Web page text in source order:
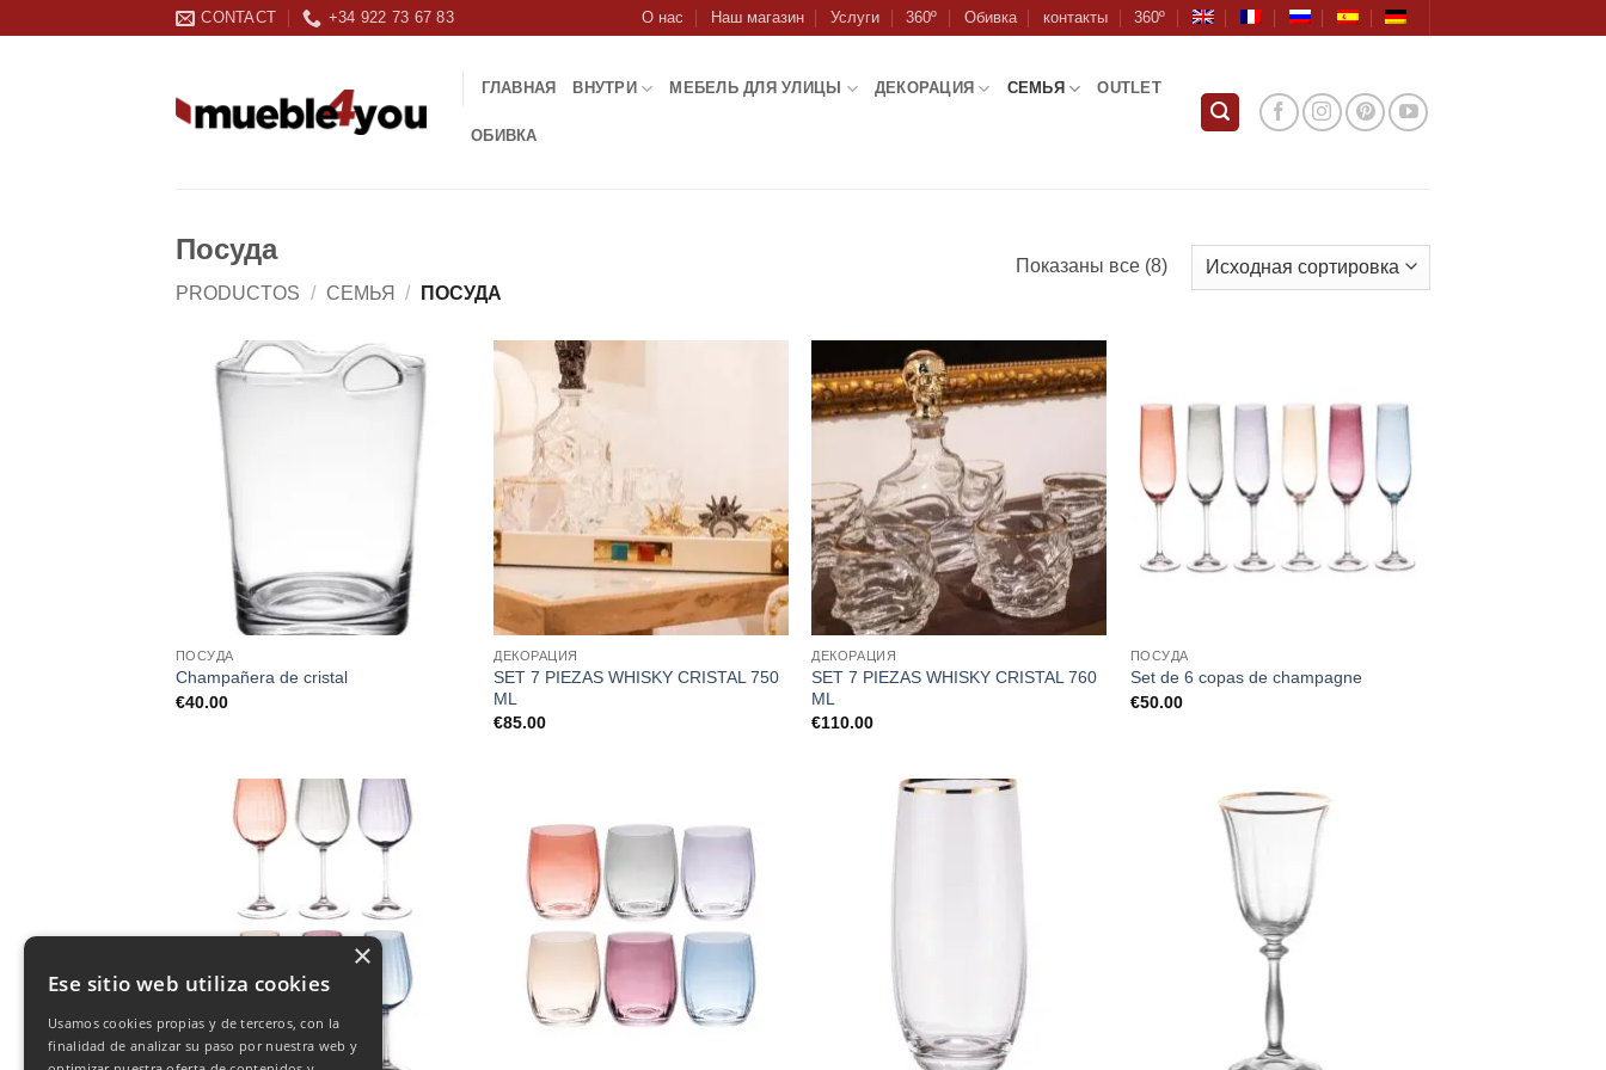
CONTACT +34 922 73 67 83 О нас Наш магазин Услуги 360º Обивка контакты 360º
ГЛАВНАЯ ВНУТРИ МЕБЕЛЬ ДЛЯ УЛИЦЫ ДЕКОРАЦИЯ СЕМЬЯ OUTLET
ОБИВКА
Посуда
PRODUCTOS / СЕМЬЯ / ПОСУДА
Показаны все (8)
ПОСУДА
Champañera de cristal
€40.00
ДЕКОРАЦИЯ
SET 7 PIEZAS WHISKY CRISTAL 750
ML
€85.00
ДЕКОРАЦИЯ
SET 7 PIEZAS WHISKY CRISTAL 760
ML
€110.00
ПОСУДА
Set de 6 copas de champagne
€50.00
×
Ese sitio web utiliza cookies
Usamos cookies propias y de terceros, con la
finalidad de analizar su paso por nuestra web y